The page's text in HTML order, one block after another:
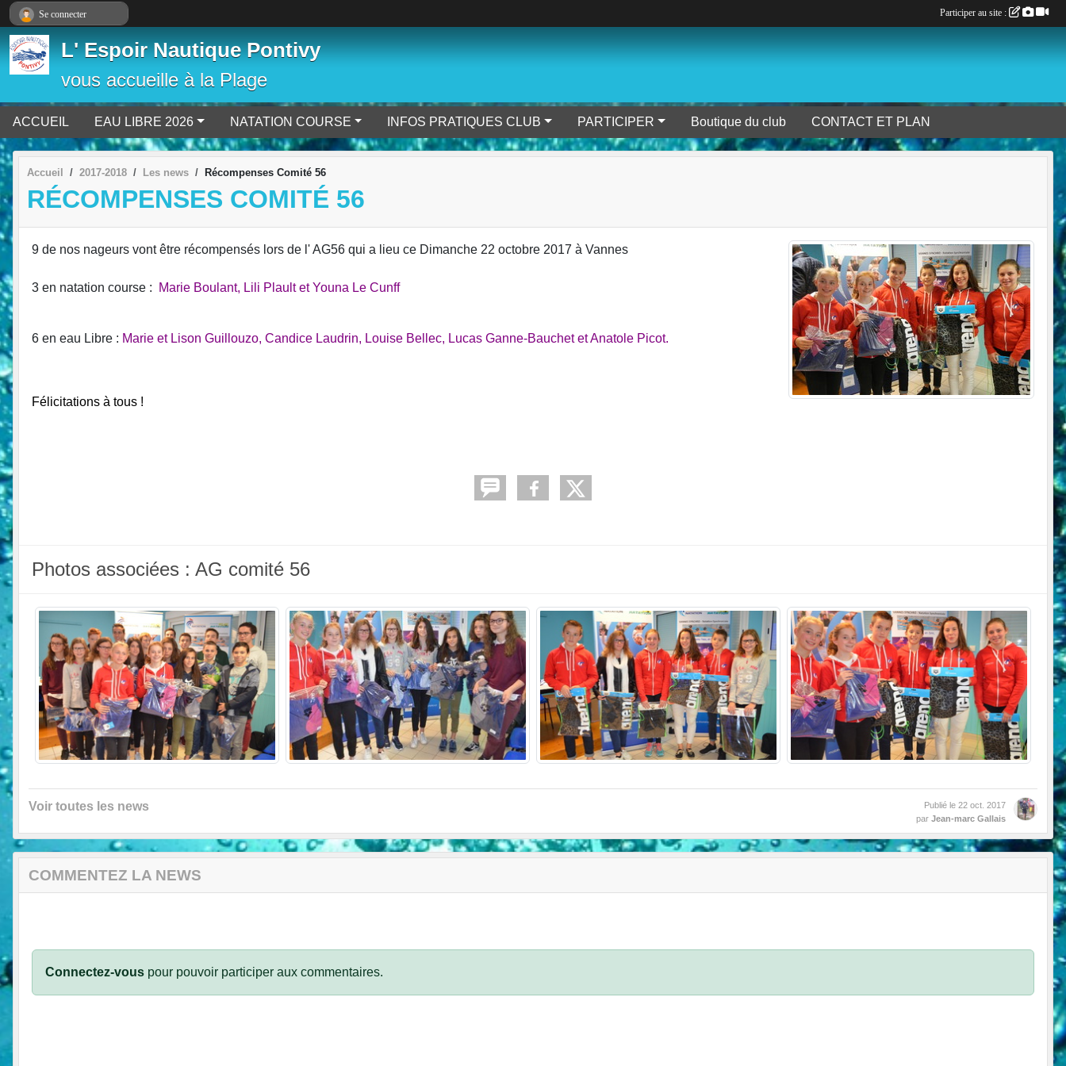
L' Espoir Nautique Pontivy
vous accueille à la Plage
ACCUEIL EAU LIBRE 2026 NATATION COURSE INFOS PRATIQUES CLUB PARTICIPER Boutique du club CONTACT ET PLAN
Accueil 2017-2018 Les news Récompenses Comité 56
RÉCOMPENSES COMITÉ 56
9 de nos nageurs vont être récompensés lors de l' AG56 qui a lieu ce Dimanche 22 octobre 2017 à Vannes
3 en natation course : Marie Boulant, Lili Plault et Youna Le Cunff
6 en eau Libre : Marie et Lison Guillouzo, Candice Laudrin, Louise Bellec, Lucas Ganne-Bauchet et Anatole Picot.
Félicitations à tous !
Photos associées : AG comité 56
Voir toutes les news Publié le 22 oct. 2017
par Jean-marc Gallais
COMMENTEZ LA NEWS
Connectez-vous pour pouvoir participer aux commentaires.
Se connecter Participer au site :
Panneau de gestion des cookies